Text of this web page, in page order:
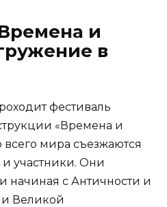
и
в
фестиваль
«Времена и
всего мира съезжаются
и участники. Они
начиная с Античности и
Великой